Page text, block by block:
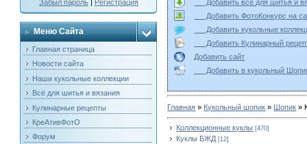
Забыл пароль| Регистрация
Меню Сайта
Главная страница
Новости сайта
Наши кукольные коллекции
Всё для шитья и вязания
Кулинарные рецепты
КреАтивФотО
Форум
Добавить всё для шитья и
Добавить ФотоКонкурс на
Добавить кукольные
Добавить Кулинарный
Добавить сайт
Добавить в кукольный
Главная » Кукольный шопик » Шопик »
Коллекционные куклы [470]
Куклы БЖД [12]